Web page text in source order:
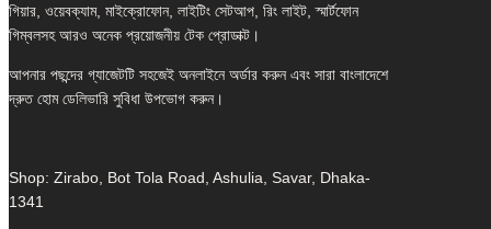
গিয়ার, ওয়েবক্যাম, মাইক্রোফোন, লাইটিং সেটআপ, রিং লাইট, স্মার্টফোন
গিম্বলসহ আরও অনেক প্রয়োজনীয় টেক প্রোডাক্ট।
আপনার পছন্দের গ্যাজেটটি সহজেই অনলাইনে অর্ডার করুন এবং সারা বাংলাদেশে
দ্রুত হোম ডেলিভারি সুবিধা উপভোগ করুন।
Shop: Zirabo, Bot Tola Road, Ashulia, Savar, Dhaka-
1341